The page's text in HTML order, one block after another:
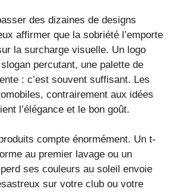
des dizaines de designs
affirmer que la sobriété l’emporte
la surcharge visuelle. Un logo
percutant, une palette de
: c’est souvent suffisant. Les
contrairement aux idées
l’élégance et le bon goût.
compte énormément. Un t-
au premier lavage ou un
ses couleurs au soleil envoie
sur votre club ou votre